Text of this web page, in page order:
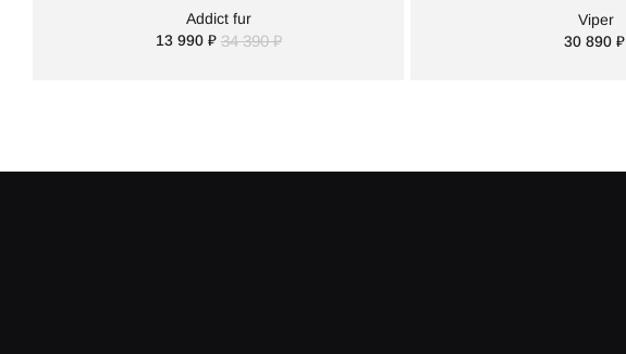
Addict fur
13 990 ₽ 34 390 ₽
Viper
30 890 ₽